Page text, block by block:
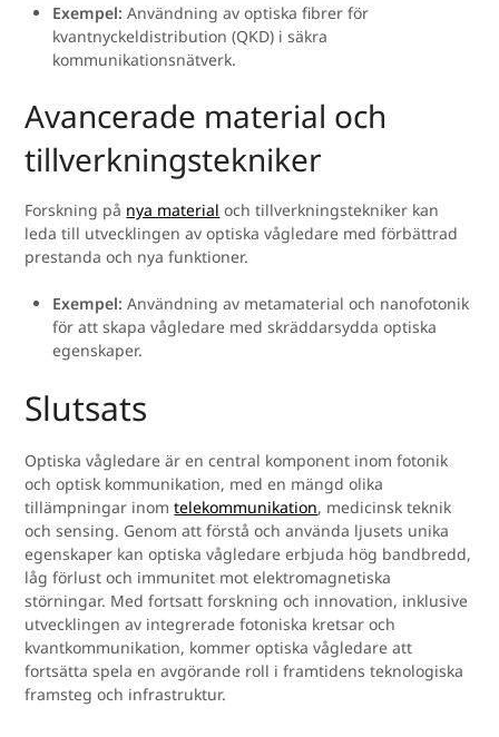
Exempel: Användning av optiska fibrer för
kvantnyckeldistribution (QKD) i säkra
kommunikationsnätverk.
Avancerade material och
tillverkningstekniker
Forskning på nya material och tillverkningstekniker kan
leda till utvecklingen av optiska vågledare med förbättrad
prestanda och nya funktioner.
Exempel: Användning av metamaterial och nanofotonik
för att skapa vågledare med skräddarsydda optiska
egenskaper.
Slutsats
Optiska vågledare är en central komponent inom fotonik
och optisk kommunikation, med en mängd olika
tillämpningar inomtelekommunikation, medicinsk teknik
och sensing. Genom att förstå och använda ljusets unika
egenskaper kan optiska vågledare erbjuda hög bandbredd,
låg förlust och immunitet mot elektromagnetiska
störningar. Med fortsatt forskning och innovation, inklusive
utvecklingen av integrerade fotoniska kretsar och
kvantkommunikation, kommer optiska vågledare att
fortsätta spela en avgörande roll i framtidens teknologiska
framsteg och infrastruktur.